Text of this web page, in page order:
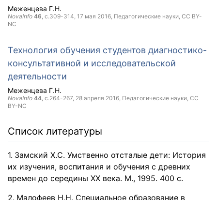
Меженцева Г.Н.
NovaInfo 46, с.309-314, 17 мая 2016, Педагогические науки, CC BY-
NC
Технология обучения студентов диагностико-
консультативной и исследовательской
деятельности
Меженцева Г.Н.
NovaInfo 44, с.264-267, 28 апреля 2016, Педагогические науки, CC
BY-NC
Список литературы
Замский Х.С. Умственно отсталые дети: История
их изучения, воспитания и обучения с древних
времен до середины ХХ века. М., 1995. 400 с.
Малофеев Н.Н. Специальное образование в